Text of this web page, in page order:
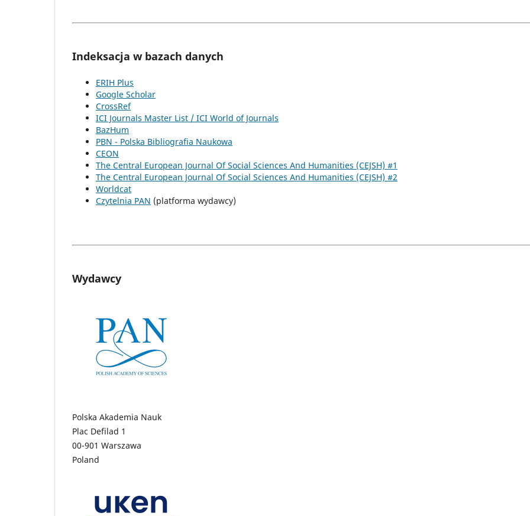
Indeksacja w bazach danych
ERIH Plus
Google Scholar
CrossRef
ICI Journals Master List / ICI World of Journals
BazHum
PBN - Polska Bibliografia Naukowa
CEON
The Central European Journal Of Social Sciences And Humanities (CEJSH) #1
The Central European Journal Of Social Sciences And Humanities (CEJSH) #2
Worldcat
Czytelnia PAN (platforma wydawcy)
Wydawcy
Polska Akademia Nauk
Plac Defilad 1
00-901 Warszawa
Poland